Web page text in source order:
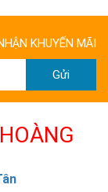
KHUYẾN MÃI
Gửi